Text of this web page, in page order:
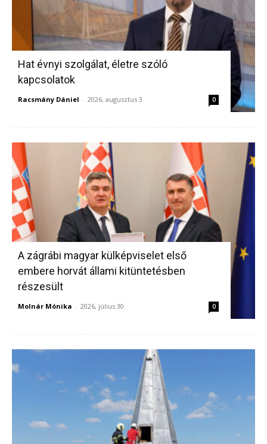
Hat évnyi szolgálat, életre szóló
kapcsolatok
Racsmány Dániel - 2026, augusztus 3. 0
A zágrábi magyar külképviselet első
embere horvát állami kitüntetésben
részesült
Molnár Mónika - 2026, július 30. 0